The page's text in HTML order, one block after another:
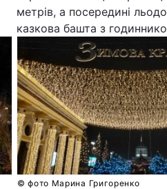
метрів, а посередині
казкова башта з
© фото Марина Григоренко